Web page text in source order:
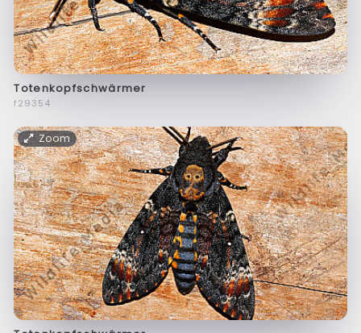
Totenkopfschwärmer
f29354
Zoom